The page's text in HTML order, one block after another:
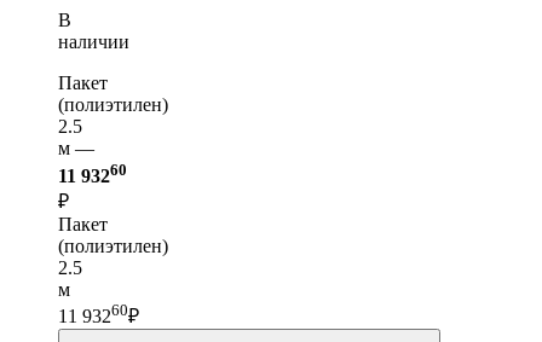
В
наличии
Пакет
(полиэтилен)
2.5
м —
11 93260
₽
Пакет
(полиэтилен)
2.5
м
11 93260₽